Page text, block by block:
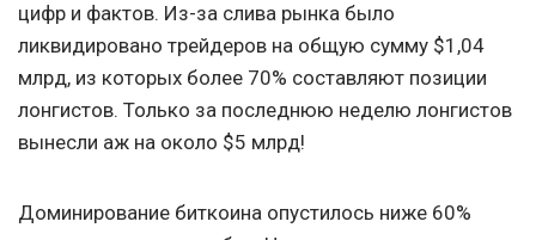
цифр и фактов. Из-за слива рынка было
ликвидировано трейдеров на общую сумму $1,04
млрд, из которых более 70% составляют позиции
лонгистов. Только за последнюю неделю лонгистов
вынесли аж на около $5 млрд!
Доминирование биткоина опустилось ниже 60%